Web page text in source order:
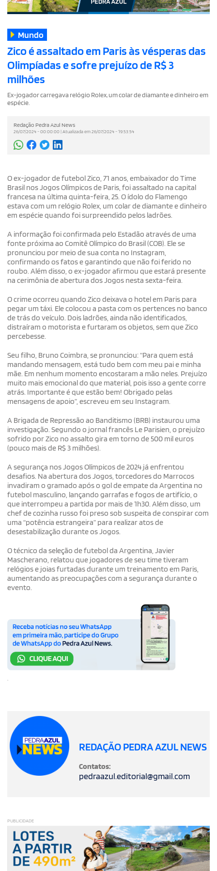
Mundo
Zico é assaltado em Paris às vésperas das
Olimpíadas e sofre prejuízo de R$ 3
milhões
Ex-jogador carregava relógio Rolex, um colar de diamante e dinheiro em
espécie.
Redação Pedra Azul News
26/07/2024 - 00:00:00 | Atualizada em 26/07/2024 - 19:53:54
O ex-jogador de futebol Zico, 71 anos, embaixador do Time
Brasil nos Jogos Olímpicos de Paris, foi assaltado na capital
francesa na última quinta-feira, 25. O ídolo do Flamengo
estava com um relógio Rolex, um colar de diamante e dinheiro
em espécie quando foi surpreendido pelos ladrões.
A informação foi confirmada pelo Estadão através de uma
fonte próxima ao Comitê Olímpico do Brasil (COB). Ele se
pronunciou por meio de sua conta no Instagram,
confirmando os fatos e garantindo que não foi ferido no
roubo. Além disso, o ex-jogador afirmou que estará presente
na cerimônia de abertura dos Jogos nesta sexta-feira.
O crime ocorreu quando Zico deixava o hotel em Paris para
pegar um táxi. Ele colocou a pasta com os pertences no banco
de trás do veículo. Dois ladrões, ainda não identificados,
distraíram o motorista e furtaram os objetos, sem que Zico
percebesse.
Seu filho, Bruno Coimbra, se pronunciou: “Para quem está
mandando mensagem, está tudo bem com meu pai e minha
mãe. Em nenhum momento encostaram a mão neles. Prejuízo
muito mais emocional do que material, pois isso a gente corre
atrás. Importante é que estão bem! Obrigado pelas
mensagens de apoio”, escreveu em seu Instagram.
A Brigada de Repressão ao Banditismo (BRB) instaurou uma
investigação. Segundo o jornal francês Le Parisien, o prejuízo
sofrido por Zico no assalto gira em torno de 500 mil euros
(pouco mais de R$ 3 milhões).
A segurança nos Jogos Olímpicos de 2024 já enfrentou
desafios. Na abertura dos Jogos, torcedores do Marrocos
invadiram o gramado após o gol de empate da Argentina no
futebol masculino, lançando garrafas e fogos de artifício, o
que interrompeu a partida por mais de 1h30. Além disso, um
chef de cozinha russo foi preso sob suspeita de conspirar com
uma “potência estrangeira” para realizar atos de
desestabilização durante os Jogos.
O técnico da seleção de futebol da Argentina, Javier
Mascherano, relatou que jogadores de seu time tiveram
relógios e joias furtadas durante um treinamento em Paris,
aumentando as preocupações com a segurança durante o
evento.
.
REDAÇÃO PEDRA AZUL NEWS
Contatos:
pedraazul.editorial@gmail.com
PUBLICIDADE